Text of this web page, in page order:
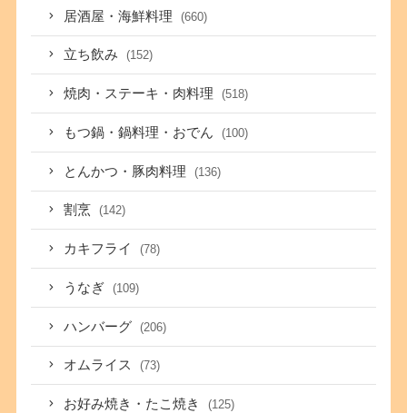
居酒屋・海鮮料理 (660)
立ち飲み (152)
焼肉・ステーキ・肉料理 (518)
もつ鍋・鍋料理・おでん (100)
とんかつ・豚肉料理 (136)
割烹 (142)
カキフライ (78)
うなぎ (109)
ハンバーグ (206)
オムライス (73)
お好み焼き・たこ焼き (125)